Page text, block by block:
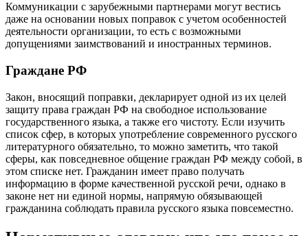
Коммуникации с зарубежными партнерами могут вестись
даже на основании новых поправок с учетом особенностей
деятельности организации, то есть с возможными
допущениями заимствований и иностранных терминов.
Граждане РФ
Закон, вносящий поправки, декларирует одной из их целей
защиту права граждан РФ на свободное использование
государственного языка, а также его чистоту. Если изучить
список сфер, в которых употребление современного русского
литературного обязательно, то можно заметить, что такой
сферы, как повседневное общение граждан РФ между собой, в
этом списке нет. Гражданин имеет право получать
информацию в форме качественной русской речи, однако в
законе нет ни единой нормы, напрямую обязывающей
гражданина соблюдать правила русского языка повсеместно.